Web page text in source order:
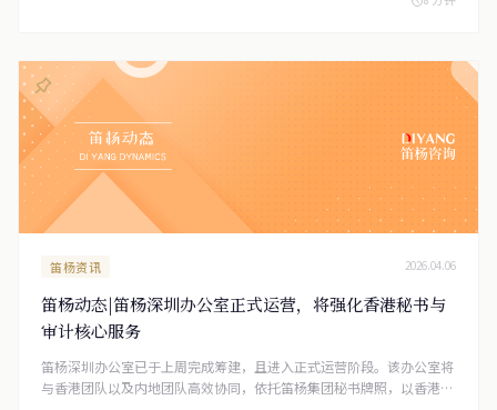
笛杨资讯 2026.04.06
笛杨动态|笛杨深圳办公室正式运营，将强化香港秘书与
审计核心服务
笛杨深圳办公室已于上周完成筹建，且进入正式运营阶段。该办公室将
与香港团队以及内地团队高效协同，依托笛杨集团秘书牌照，以香港公